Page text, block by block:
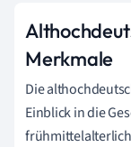
Merkmale
Die
Einblick in die